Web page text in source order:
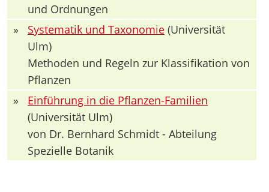
und Ordnungen
»
Systematik und Taxonomie (Universität
Ulm)
Methoden und Regeln zur Klassifikation von
Pflanzen
»
Einführung in die Pflanzen-Familien
(Universität Ulm)
von Dr. Bernhard Schmidt - Abteilung
Spezielle Botanik